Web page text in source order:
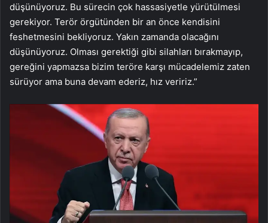
düşünüyoruz. Bu sürecin çok hassasiyetle yürütülmesi
gerekiyor. Terör örgütünden bir an önce kendisini
feshetmesini bekliyoruz. Yakın zamanda olacağını
düşünüyoruz. Olması gerektiği gibi silahları bırakmayıp,
gereğini yapmazsa bizim teröre karşı mücadelemiz zaten
sürüyor ama buna devam ederiz, hız veririz.”